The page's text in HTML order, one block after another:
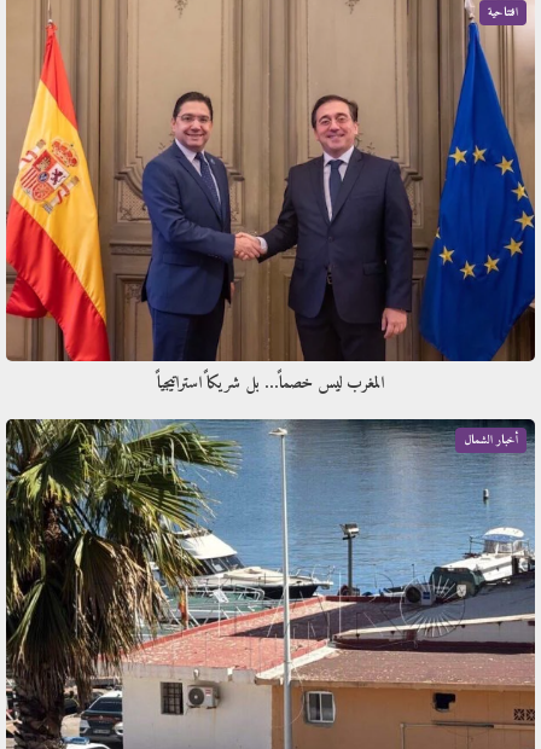
افتتاحية
المغرب ليس خصماً… بل شريكاً استراتيجياً
أخبار الشمال